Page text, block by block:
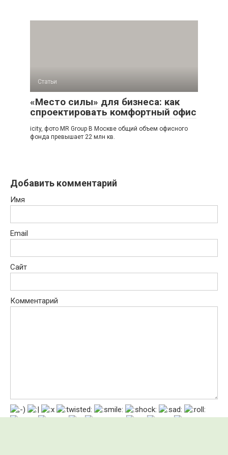
Статьи
«Место силы» для бизнеса: как
спроектировать комфортный офис
icity, фото MR Group В Москве общий объем офисного
фонда превышает 22 млн кв.
Добавить комментарий
Имя
Email
Сайт
Комментарий